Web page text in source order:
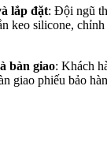
lắp đặt: Đội ngũ
keo silicone, chỉnh
bàn giao: Khách
giao phiếu bảo